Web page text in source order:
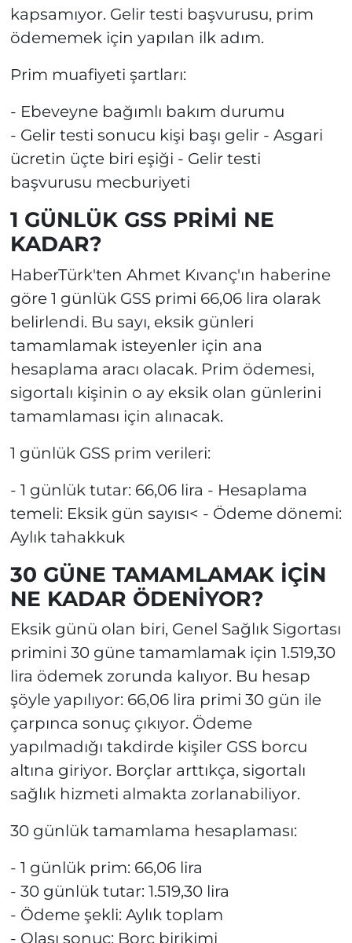
kapsamıyor. Gelir testi başvurusu, prim
ödememek için yapılan ilk adım.
Prim muafiyeti şartları:
- Ebeveyne bağımlı bakım durumu
- Gelir testi sonucu kişi başı gelir - Asgari
ücretin üçte biri eşiği - Gelir testi
başvurusu mecburiyeti
1 GÜNLÜK GSS PRİMİ NE
KADAR?
HaberTürk'ten Ahmet Kıvanç'ın haberine
göre 1 günlük GSS primi 66,06 lira olarak
belirlendi. Bu sayı, eksik günleri
tamamlamak isteyenler için ana
hesaplama aracı olacak. Prim ödemesi,
sigortalı kişinin o ay eksik olan günlerini
tamamlaması için alınacak.
1 günlük GSS prim verileri:
- 1 günlük tutar: 66,06 lira - Hesaplama
temeli: Eksik gün sayısı< - Ödeme dönemi:
Aylık tahakkuk
30 GÜNE TAMAMLAMAK İÇİN
NE KADAR ÖDENİYOR?
Eksik günü olan biri, Genel Sağlık Sigortası
primini 30 güne tamamlamak için 1.519,30
lira ödemek zorunda kalıyor. Bu hesap
şöyle yapılıyor: 66,06 lira primi 30 gün ile
çarpınca sonuç çıkıyor. Ödeme
yapılmadığı takdirde kişiler GSS borcu
altına giriyor. Borçlar arttıkça, sigortalı
sağlık hizmeti almakta zorlanabiliyor.
30 günlük tamamlama hesaplaması:
- 1 günlük prim: 66,06 lira
- 30 günlük tutar: 1.519,30 lira
- Ödeme şekli: Aylık toplam
- Olası sonuç: Borç birikimi